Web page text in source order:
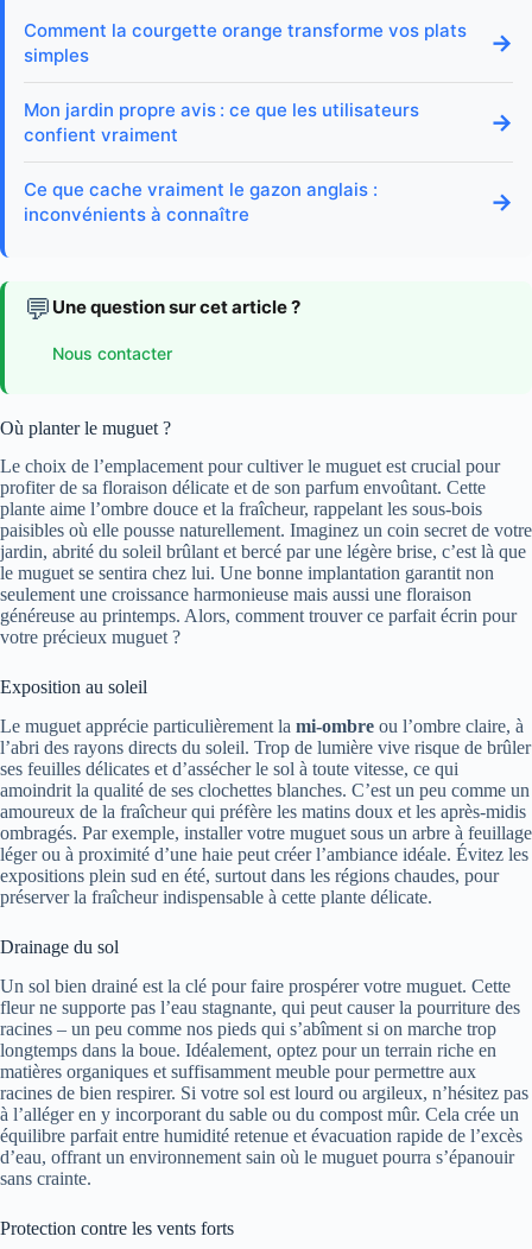
Comment la courgette orange transforme vos plats
simples
→
Mon jardin propre avis : ce que les utilisateurs
confient vraiment
→
Ce que cache vraiment le gazon anglais :
inconvénients à connaître
→
💬 Une question sur cet article ?
Nous contacter
Où planter le muguet ?
Le choix de l’emplacement pour cultiver le muguet est crucial pour
profiter de sa floraison délicate et de son parfum envoûtant. Cette
plante aime l’ombre douce et la fraîcheur, rappelant les sous-bois
paisibles où elle pousse naturellement. Imaginez un coin secret de votre
jardin, abrité du soleil brûlant et bercé par une légère brise, c’est là que
le muguet se sentira chez lui. Une bonne implantation garantit non
seulement une croissance harmonieuse mais aussi une floraison
généreuse au printemps. Alors, comment trouver ce parfait écrin pour
votre précieux muguet ?
Exposition au soleil
Le muguet apprécie particulièrement la mi-ombre ou l’ombre claire, à
l’abri des rayons directs du soleil. Trop de lumière vive risque de brûler
ses feuilles délicates et d’assécher le sol à toute vitesse, ce qui
amoindrit la qualité de ses clochettes blanches. C’est un peu comme un
amoureux de la fraîcheur qui préfère les matins doux et les après-midis
ombragés. Par exemple, installer votre muguet sous un arbre à feuillage
léger ou à proximité d’une haie peut créer l’ambiance idéale. Évitez les
expositions plein sud en été, surtout dans les régions chaudes, pour
préserver la fraîcheur indispensable à cette plante délicate.
Drainage du sol
Un sol bien drainé est la clé pour faire prospérer votre muguet. Cette
fleur ne supporte pas l’eau stagnante, qui peut causer la pourriture des
racines – un peu comme nos pieds qui s’abîment si on marche trop
longtemps dans la boue. Idéalement, optez pour un terrain riche en
matières organiques et suffisamment meuble pour permettre aux
racines de bien respirer. Si votre sol est lourd ou argileux, n’hésitez pas
à l’alléger en y incorporant du sable ou du compost mûr. Cela crée un
équilibre parfait entre humidité retenue et évacuation rapide de l’excès
d’eau, offrant un environnement sain où le muguet pourra s’épanouir
sans crainte.
Protection contre les vents forts